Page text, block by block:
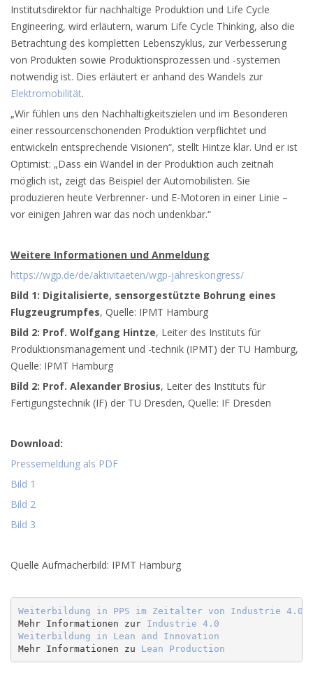
Institutsdirektor für nachhaltige Produktion und Life Cycle
Engineering, wird erläutern, warum Life Cycle Thinking, also die
Betrachtung des kompletten Lebenszyklus, zur Verbesserung
von Produkten sowie Produktionsprozessen und -systemen
notwendig ist. Dies erläutert er anhand des Wandels zur
Elektromobilität.
„Wir fühlen uns den Nachhaltigkeitszielen und im Besonderen
einer ressourcenschonenden Produktion verpflichtet und
entwickeln entsprechende Visionen“, stellt Hintze klar. Und er ist
Optimist: „Dass ein Wandel in der Produktion auch zeitnah
möglich ist, zeigt das Beispiel der Automobilisten. Sie
produzieren heute Verbrenner- und E-Motoren in einer Linie –
vor einigen Jahren war das noch undenkbar.“
Weitere Informationen und Anmeldung
https://wgp.de/de/aktivitaeten/wgp-jahreskongress/
Bild 1: Digitalisierte, sensorgestützte Bohrung eines
Flugzeugrumpfes, Quelle: IPMT Hamburg
Bild 2: Prof. Wolfgang Hintze, Leiter des Instituts für
Produktionsmanagement und -technik (IPMT) der TU Hamburg,
Quelle: IPMT Hamburg
Bild 2: Prof. Alexander Brosius, Leiter des Instituts für
Fertigungstechnik (IF) der TU Dresden, Quelle: IF Dresden
Download:
Pressemeldung als PDF
Bild 1
Bild 2
Bild 3
Quelle Aufmacherbild: IPMT Hamburg
Weiterbildung in PPS im Zeitalter von Industrie 4.0
Mehr Informationen zur Industrie 4.0
Weiterbildung in Lean and Innovation
Mehr Informationen zu Lean Production